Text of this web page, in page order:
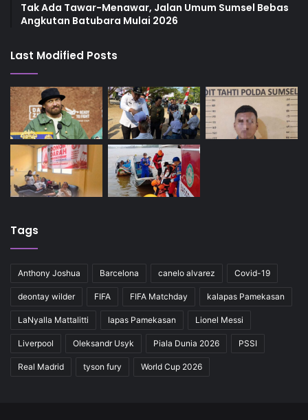
Tak Ada Tawar-Menawar, Jalan Umum Sumsel Bebas
Angkutan Batubara Mulai 2026
Last Modified Posts
Tags
Anthony Joshua Barcelona canelo alvarez Covid-19
deontay wilder FIFA FIFA Matchday kalapas Pamekasan
LaNyalla Mattalitti lapas Pamekasan Lionel Messi
Liverpool Oleksandr Usyk Piala Dunia 2026 PSSI
Real Madrid tyson fury World Cup 2026